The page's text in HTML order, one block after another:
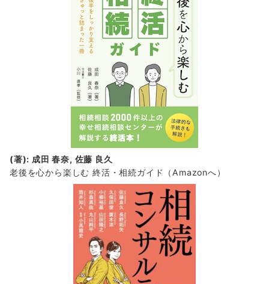
(著): 成田 春奈, 佐藤 良久
老後を心から楽しむ 終活・相続ガイド
（Amazonへ）